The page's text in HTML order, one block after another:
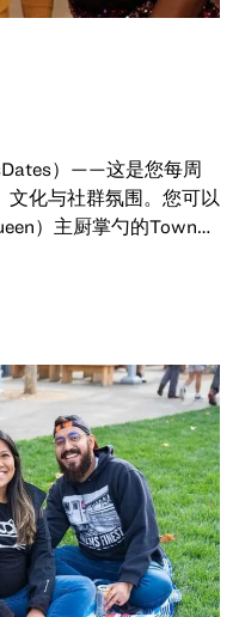
）——这是您每周
化与社群氛围。您可以
）主厨掌勺的Town
那里将呈现快闪表演、